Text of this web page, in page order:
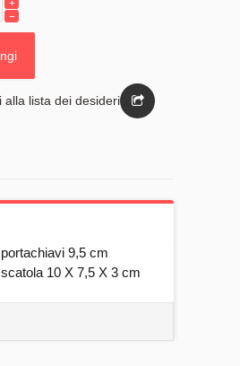
alla lista dei desideri
9,5 cm
10 X 7,5 X 3 cm